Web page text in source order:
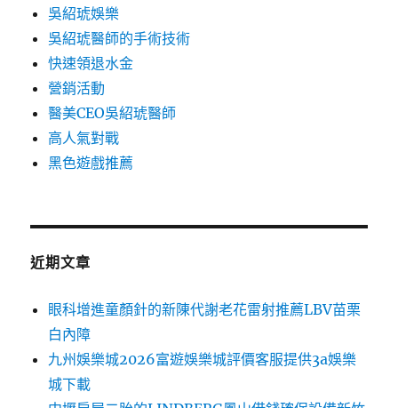
吳紹琥娛樂
吳紹琥醫師的手術技術
快速領退水金
營銷活動
醫美CEO吳紹琥醫師
高人氣對戰
黑色遊戲推薦
近期文章
眼科增進童顏針的新陳代謝老花雷射推薦LBV苗栗
白內障
九州娛樂城2026富遊娛樂城評價客服提供3a娛樂
城下載